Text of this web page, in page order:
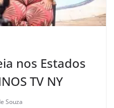
nos Estados
TV NY
Souza